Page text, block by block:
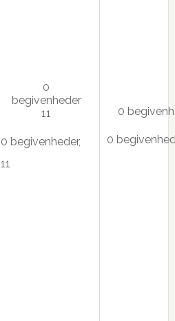
0
begivenheder
11
0 begivenheder,
11
0
0